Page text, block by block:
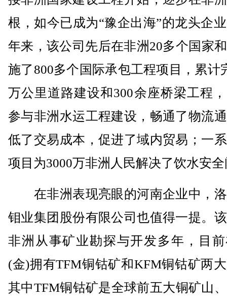
根，如今已成为“豫企出海”的龙头企
年来，该公司先后在非洲20多个国家
施了800多个国际承包工程项目，累计
万公里道路建设和300余座桥梁工程
参与非洲水运工程建设，畅通了物流
低了交易成本，促进了域内贸易；一
项目为3000万非洲人民解决了饮水安
在非洲表现亮眼的河南企业中，
钼业集团股份有限公司也值得一提。
非洲从事矿业勘探与开发多年，目
(金)拥有TFM铜钴矿和KFM铜钴矿两
其中TFM铜钴矿是全球前五大铜矿山